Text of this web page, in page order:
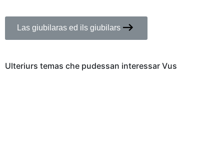
Las giubilaras ed ils giubilars
Ulteriurs temas che pudessan interessar Vus